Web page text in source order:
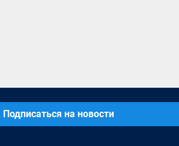
Подписаться на новости